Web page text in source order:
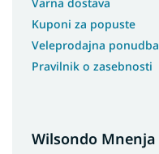
Kuponi za popuste
Veleprodajna ponudba
Pravilnik o zasebnosti
Wilsondo Mnenja